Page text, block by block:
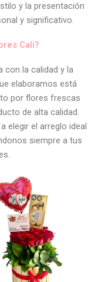
y la presentación
y significativo.
Cali?
con la calidad y la
elaboramos está
por flores frescas
de alta calidad.
elegir el arreglo ideal
siempre a tus